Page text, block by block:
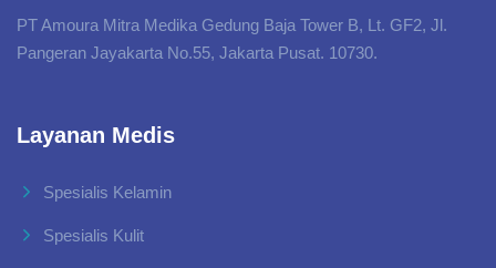
PT Amoura Mitra Medika Gedung Baja Tower B, Lt. GF2, Jl.
Pangeran Jayakarta No.55, Jakarta Pusat. 10730.
Layanan Medis
Spesialis Kelamin
Spesialis Kulit